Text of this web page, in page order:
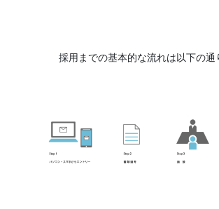
採用までの基本的な流れは以下の通